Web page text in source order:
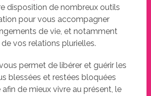
disposition de nombreux outils
pour vous accompagner
de vie, et notamment
vos relations plurielles.
permet de libérer et guérir les
blessées et restées bloquées
de mieux vivre au présent, le